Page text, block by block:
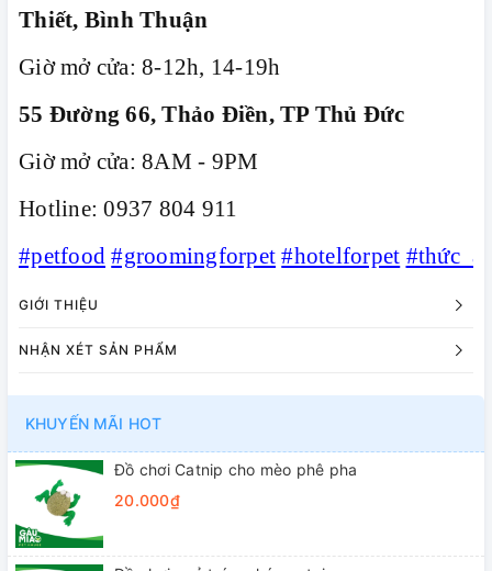
Thiết, Bình Thuận
Giờ mở cửa: 8-12h, 14-19h
55 Đường 66, Thảo Điền, TP Thủ Đức
Giờ mở cửa: 8AM - 9PM
Hotline: 0937 804 911
#petfood #groomingforpet #hotelforpet
GIỚI THIỆU
NHẬN XÉT SẢN PHẨM
KHUYẾN MÃI HOT
Đồ chơi Catnip cho mèo phê pha
20.000₫